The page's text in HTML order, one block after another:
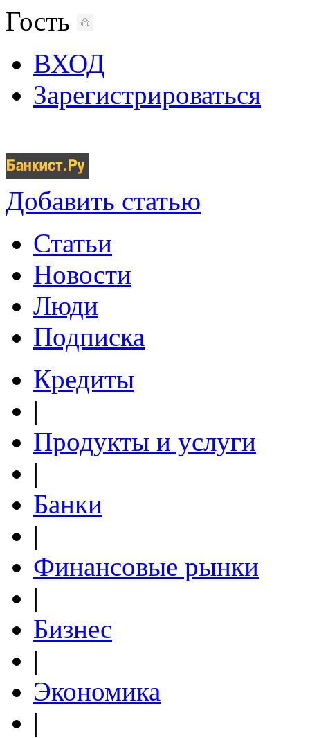
Гость
ВХОД
Зарегистрироваться
Добавить статью
Статьи
Новости
Люди
Подписка
Кредиты
|
Продукты и услуги
|
Банки
|
Финансовые рынки
|
Бизнес
|
Экономика
|